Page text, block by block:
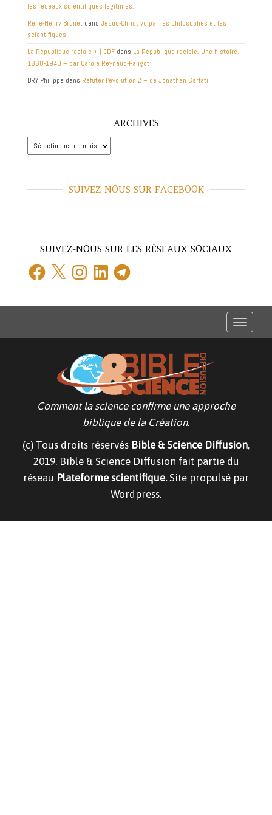
les réseaux scientifiques légitimes.
Rene-Henry Brunet dans Jésus-Christ vu par les philosophes et les
scientifiques
La République raciale + | CDF dans La République raciale. Une histoire.
1860-1940 – par Carole Reynaud-Paligot
BRY Philippe dans Réfuter l’évolution 2 – de Jonathan Sarfati
ARCHIVES
Archives
SUIVEZ-NOUS SUR FACEBOOK
SUIVEZ-NOUS SUR LES RÉSEAUX SOCIAUX
Facebook InstagramLinkedIn Telegram
T
o
i
Comment la science confirme une approche
biblique de la Création.
(c) Tous droits réservés Bible & Science Diffusion,
2019. Bible & Science Diffusion fait partie du
réseau Plateforme scientifique.Site propulsé par
Wordpress.